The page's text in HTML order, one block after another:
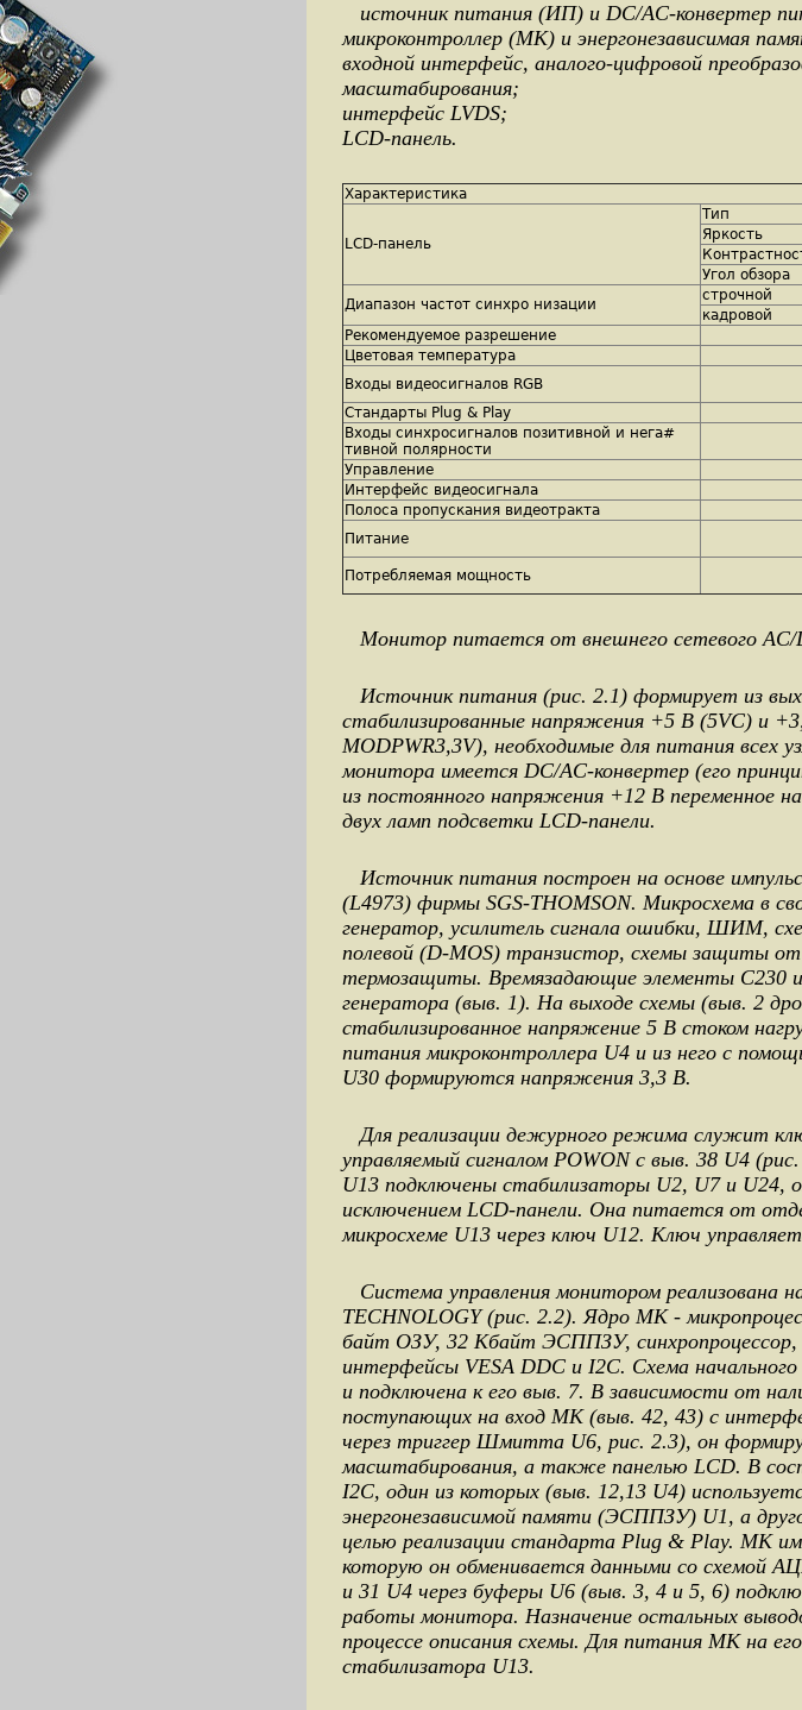
источник питания (ИП) и DC/AC-конвертер
микроконтроллер (МК) и энергонезависимая
входной интерфейс, аналого-цифровой
масштабирования;
интерфейс LVDS;
LCD-панель.
Характеристика
LCD-панель
Тип
Яркость
Угол обзора
Диапазон частот синхро низации
строчной
кадровой
Рекомендуемое разрешение
Цветовая температура
Входы видеосигналов RGB
Стандарты Plug & Play
Входы синхросигналов позитивной и нега#
тивной полярности
Управление
Интерфейс видеосигнала
Полоса пропускания видеотракта
Питание
Потребляемая мощность
Монитор питается от внешнего сетевого
Источник питания (рис. 2.1) формирует из
стабилизированные напряжения +5 В (5VC) и
MODPWR3,3V), необходимые для питания всех
монитора имеется DC/AC-конвертер (его
из постоянного напряжения +12 В переменное
двух ламп подсветки LCD-панели.
Источник питания построен на основе
(L4973) фирмы SGS-THOMSON. Микросхема в
генератор, усилитель сигнала ошибки, ШИМ,
полевой (D-MOS) транзистор, схемы защиты
термозащиты. Времязадающие элементы С230 и
генератора (выв. 1). На выходе схемы (выв. 2
стабилизированное напряжение 5 В стоком
питания микроконтроллера U4 и из него с
U30 формируются напряжения 3,3 В.
Для реализации дежурного режима служит
управляемый сигналом POWON с выв. 38 U4
U13 подключены стабилизаторы U2, U7 и U24,
исключением LCD-панели. Она питается от
микросхеме U13 через ключ U12. Ключ
Система управления монитором реализована
TECHNOLOGY (рис. 2.2). Ядро МК -
байт ОЗУ, 32 Кбайт ЭСППЗУ,
интерфейсы VESA DDC и I2C. Схема
и подключена к его выв. 7. В зависимости от
поступающих на вход МК (выв. 42, 43) с
через триггер Шмитта U6, рис. 2.3), он
масштабирования, а также панелью LCD. В
I2C, один из которых (выв. 12,13 U4)
энергонезависимой памяти (ЭСППЗУ) U1, а
целью реализации стандарта Plug & Play. МК
которую он обменивается данными со схемой
и 31 U4 через буферы U6 (выв. 3, 4 и 5, 6)
работы монитора. Назначение остальных
процессе описания схемы. Для питания МК на
стабилизатора U13.